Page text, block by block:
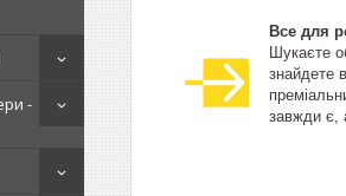
-
Все для
Шукаєте
знайдете
завжди є,